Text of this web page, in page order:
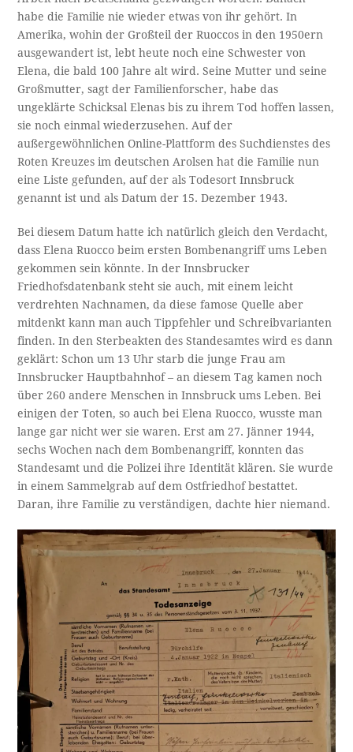
habe die Familie nie wieder etwas von ihr gehört. In
Amerika, wohin der Großteil der Ruoccos in den 1950ern
ausgewandert ist, lebt heute noch eine Schwester von
Elena, die bald 100 Jahre alt wird. Seine Mutter und seine
Großmutter, sagt der Familienforscher, habe das
ungeklärte Schicksal Elenas bis zu ihrem Tod hoffen lassen,
sie noch einmal wiederzusehen. Auf der
außergewöhnlichen Online-Plattform des Suchdienstes des
Roten Kreuzes im deutschen Arolsen hat die Familie nun
eine Liste gefunden, auf der als Todesort Innsbruck
genannt ist und als Datum der 15. Dezember 1943.
Bei diesem Datum hatte ich natürlich gleich den Verdacht,
dass Elena Ruocco beim ersten Bombenangriff ums Leben
gekommen sein könnte. In der Innsbrucker
Friedhofsdatenbank steht sie auch, mit einem leicht
verdrehten Nachnamen, da diese famose Quelle aber
mitdenkt kann man auch Tippfehler und Schreibvarianten
finden. In den Sterbeakten des Standesamtes wird es dann
geklärt: Schon um 13 Uhr starb die junge Frau am
Innsbrucker Hauptbahnhof – an diesem Tag kamen noch
über 260 andere Menschen in Innsbruck ums Leben. Bei
einigen der Toten, so auch bei Elena Ruocco, wusste man
lange gar nicht wer sie waren. Erst am 27. Jänner 1944,
sechs Wochen nach dem Bombenangriff, konnten das
Standesamt und die Polizei ihre Identität klären. Sie wurde
in einem Sammelgrab auf dem Ostfriedhof bestattet.
Daran, ihre Familie zu verständigen, dachte hier niemand.